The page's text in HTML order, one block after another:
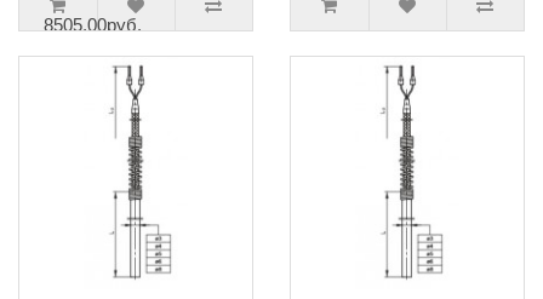
8505.00руб.